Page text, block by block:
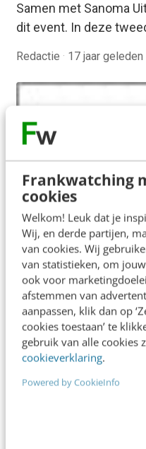
Frankwatching
cookies
Welkom! Leuk dat je
Wij, en derde partijen,
van cookies. Wij
van statistieken, om
ook voor
afstemmen van
aanpassen, klik dan op
cookies toestaan’ te
gebruik van alle cookies
cookieverklaring.
Powered by CookieInfo
Samen met Sanoma
dit event. In deze
Redactie · 17 jaar geleden
AI & TECH
Event van het jaar:
verslag
TEDxAmsterdam.
conferentie in
tot hypehoogte
aanvragen voor een